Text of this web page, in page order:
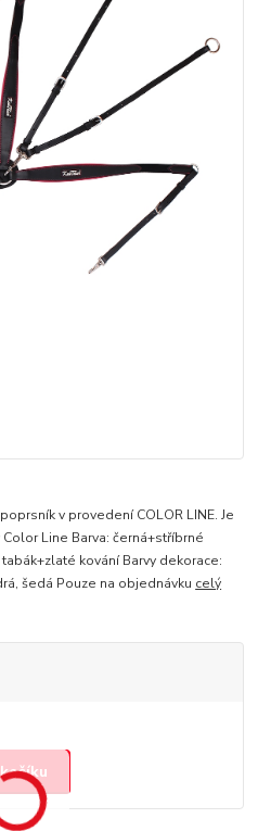
v provedení COLOR LINE. Je
Line Barva: černá+stříbrné
kování Barvy dekorace:
šedá Pouze na objednávku celý